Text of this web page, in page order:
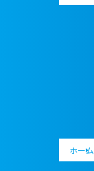
ホーム